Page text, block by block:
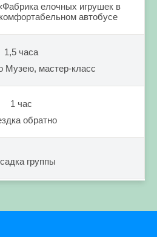
елочных игрушек в
автобусе
1,5 часа
Музею, мастер-класс
1 час
обратно
группы